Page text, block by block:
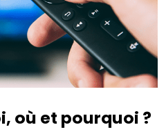
où et pourquoi ?